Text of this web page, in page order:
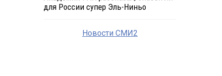
для России супер Эль-Ниньо
Новости СМИ2